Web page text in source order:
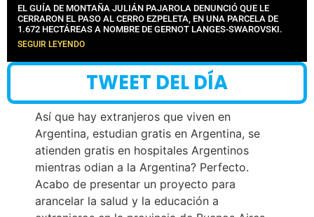
EL GUÍA DE MONTAÑA JULIÁN PAJAROLA DENUNCIÓ QUE LE
CERRARON EL PASO AL CERRO EZPELETA, EN UNA PARCELA DE
1.672 HECTÁREAS A NOMBRE DE GERNOT LANGES-SWAROVSKI.
SEGUIR LEYENDO
TWEET DEL DÍA
Así que hay extranjeros que viven en
Argentina, estudian gratis en Argentina, se
atienden gratis en hospitales Argentinos
mientras odian a la Argentina? Perfecto.
Acabo de presentar un proyecto para
arancelar la salud y la educación a